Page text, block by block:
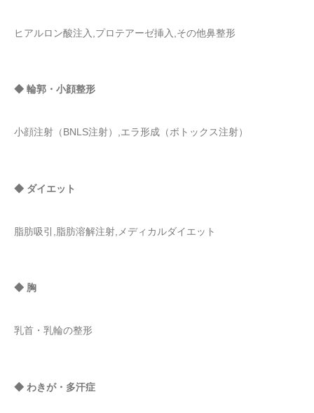
ヒアルロン酸注入,プロテアーゼ挿入,その他鼻整形
◆ 輪郭・小顔整形
小顔注射（BNLS注射）,エラ形成（ボトックス注射）
◆ ダイエット
脂肪吸引,脂肪溶解注射,メディカルダイエット
◆ 胸
乳首・乳輪の整形
◆ わきが・多汗症